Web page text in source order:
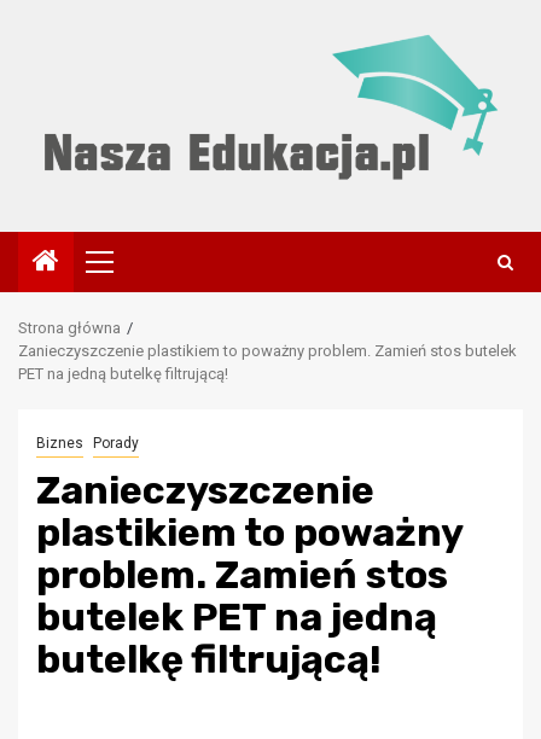
Menu
główne
Strona główna
Zanieczyszczenie plastikiem to poważny problem. Zamień stos butelek
PET na jedną butelkę filtrującą!
Biznes Porady
Zanieczyszczenie
plastikiem to poważny
problem. Zamień stos
butelek PET na jedną
butelkę filtrującą!